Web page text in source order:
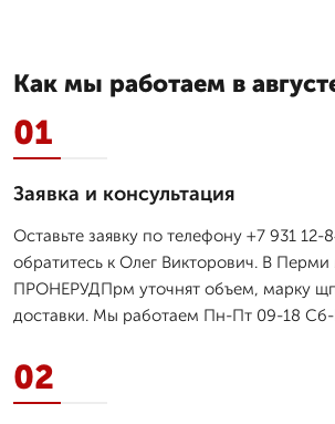
Как мы работаем в
01
Заявка и консультация
Оставьте заявку по телефону +7 931 12-
обратитесь к Олег Викторович. В
ПРОНЕРУДПрм уточнят объем, марку
доставки. Мы работаем Пн-Пт 09-18 Сб-
02